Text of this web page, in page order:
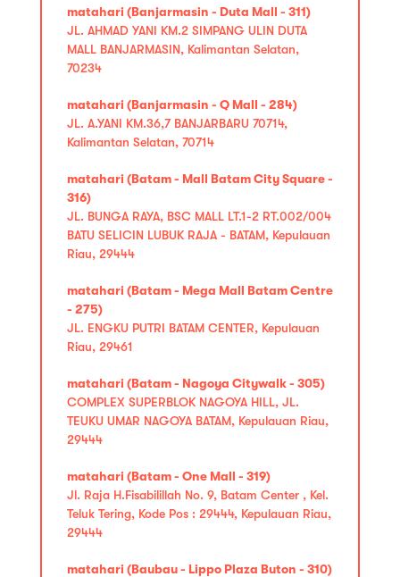
matahari (Banjarmasin - Duta Mall - 311)
JL. AHMAD YANI KM.2 SIMPANG ULIN DUTA
MALL BANJARMASIN, Kalimantan Selatan,
70234
matahari (Banjarmasin - Q Mall - 284)
JL. A.YANI KM.36,7 BANJARBARU 70714,
Kalimantan Selatan, 70714
matahari (Batam - Mall Batam City Square -
316)
JL. BUNGA RAYA, BSC MALL LT.1-2 RT.002/004
BATU SELICIN LUBUK RAJA - BATAM, Kepulauan
Riau, 29444
matahari (Batam - Mega Mall Batam Centre
- 275)
JL. ENGKU PUTRI BATAM CENTER, Kepulauan
Riau, 29461
matahari (Batam - Nagoya Citywalk - 305)
COMPLEX SUPERBLOK NAGOYA HILL, JL.
TEUKU UMAR NAGOYA BATAM, Kepulauan Riau,
29444
matahari (Batam - One Mall - 319)
Jl. Raja H.Fisabilillah No. 9, Batam Center , Kel.
Teluk Tering, Kode Pos : 29444, Kepulauan Riau,
29444
matahari (Baubau - Lippo Plaza Buton - 310)